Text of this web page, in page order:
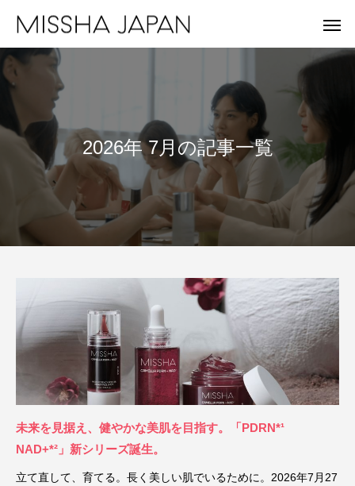
MISSHA
MISSHA商品一覧
未来を見据え、健やかな美肌を目指す。
「PDRN*¹ NAD+*²」新シリーズ誕生。
2026.07.13
重さゼロ。進化を
「ミシャ M プロ ブ
ョン」誕生
2026.07.06
2026年 7月の記事一覧
未来を見据え、健やかな美肌を目指す。「PDRN*¹
NAD+*²」新シリーズ誕生。
立て直して、育てる。長く美しい肌でいるために。2026年7月27